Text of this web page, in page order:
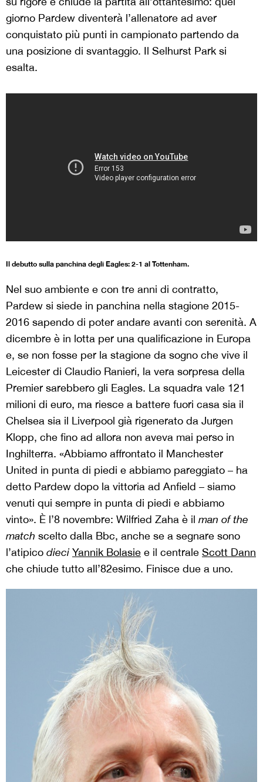
giorno Pardew diventerà l’allenatore ad aver
conquistato più punti in campionato partendo da
una posizione di svantaggio. Il Selhurst Park si
esalta.
Il debutto sulla panchina degli Eagles: 2-1 al Tottenham.
Nel suo ambiente e con tre anni di contratto,
Pardew si siede in panchina nella stagione 2015-
2016 sapendo di poter andare avanti con serenità. A
dicembre è in lotta per una qualificazione in Europa
e, se non fosse per la stagione da sogno che vive il
Leicester di Claudio Ranieri, la vera sorpresa della
Premier sarebbero gli Eagles. La squadra vale 121
milioni di euro, ma riesce a battere fuori casa sia il
Chelsea sia il Liverpool già rigenerato da Jurgen
Klopp, che fino ad allora non aveva mai perso in
Inghilterra. «Abbiamo affrontato il Manchester
United in punta di piedi e abbiamo pareggiato – ha
detto Pardew dopo la vittoria ad Anfield – siamo
venuti qui sempre in punta di piedi e abbiamo
vinto». È l’8 novembre: Wilfried Zaha è il man of the
match scelto dalla Bbc, anche se a segnare sono
l’atipico dieci Yannik Bolasie e il centrale Scott Dann
che chiude tutto all’82esimo. Finisce due a uno.